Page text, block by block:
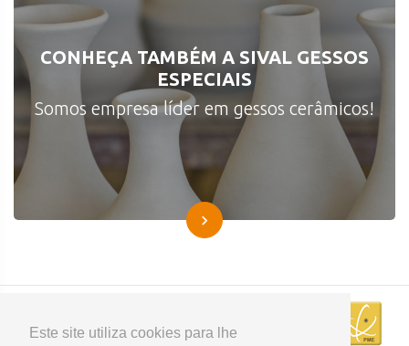
Este site utiliza cookies para lhe
CONHEÇA TAMBÉM A SIVAL GESSOS
ESPECIAIS
Somos empresa líder em gessos cerâmicos!